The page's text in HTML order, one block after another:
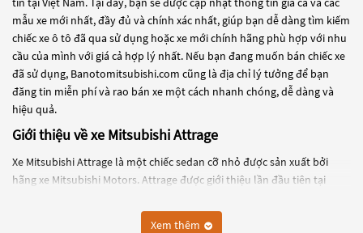
mẫu xe mới nhất, đầy đủ và chính xác nhất, giúp bạn dễ dàng tìm kiếm
chiếc xe ô tô đã qua sử dụng hoặc xe mới chính hãng phù hợp với nhu
cầu của mình với giá cả hợp lý nhất. Nếu bạn đang muốn bán chiếc xe
đã sử dụng, Banotomitsubishi.com cũng là địa chỉ lý tưởng để bạn
đăng tin miễn phí và rao bán xe một cách nhanh chóng, dễ dàng và
hiệu quả.
Giới thiệu về xe Mitsubishi Attrage
Xe Mitsubishi Attrage là một chiếc sedan cỡ nhỏ được sản xuất bởi
hãng xe Mitsubishi Motors. Attrage được giới thiệu lần đầu tiên tại
Chiếc xe Mitsubishi Attrage có thiết kế đơn giản và hiện đại, với các
Xem thêm